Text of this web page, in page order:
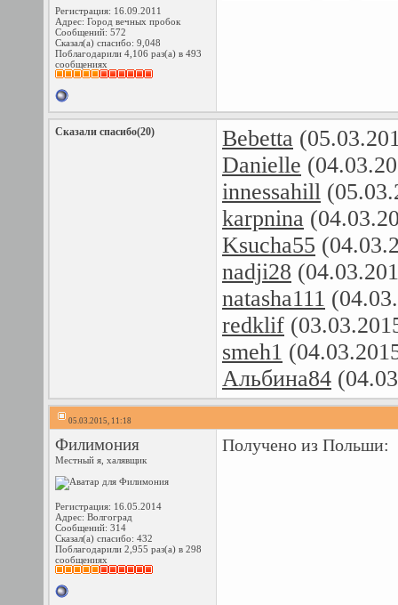
Регистрация: 16.09.2011
Адрес: Город вечных пробок
Сообщений: 572
Сказал(а) спасибо: 9,048
Поблагодарили 4,106 раз(а) в 493
сообщениях
Сказали спасибо(20) Bebetta
Danielle
innessahill
karpnina
Ksucha55
nadji28
natasha111
redklif
smeh1
Альбина84
05.03.2015, 11:18
Филимония
Местный я, халявщик
Регистрация: 16.05.2014
Адрес: Волгоград
Сообщений: 314
Сказал(а) спасибо: 432
Поблагодарили 2,955 раз(а) в 298
сообщениях
Получено из Польши: